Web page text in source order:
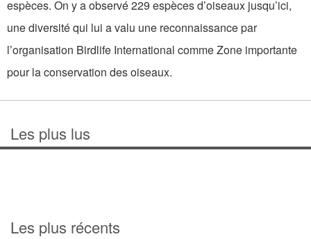
espèces. On y a observé 229 espèces d’oiseaux jusqu’ici,
une diversité qui lui a valu une reconnaissance par
l’organisation Birdlife International comme Zone importante
pour la conservation des oiseaux.
Les plus lus
Les plus récents